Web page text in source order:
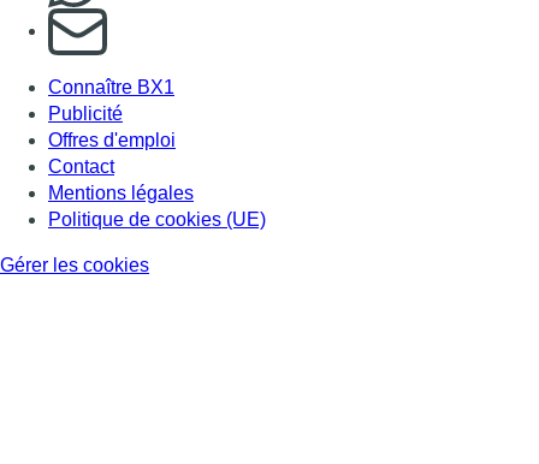
S'abonner à notre newsletter
Connaître BX1
Publicité
Offres d'emploi
Contact
Mentions légales
Politique de cookies (UE)
Gérer les cookies